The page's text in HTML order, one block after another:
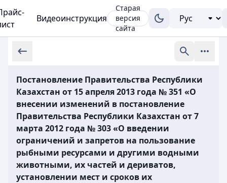
Видеоинструкция
Старая
версия
сайта
Постановление Правительства Республики
Казахстан от 15 апреля 2013 года № 351 «О
внесении изменений в постановление
Правительства Республики Казахстан от 7
марта 2012 года № 303 «О введении
ограничений и запретов на пользование
рыбными ресурсами и другими водными
животными, их частей и дериватов,
установлении мест и сроков их